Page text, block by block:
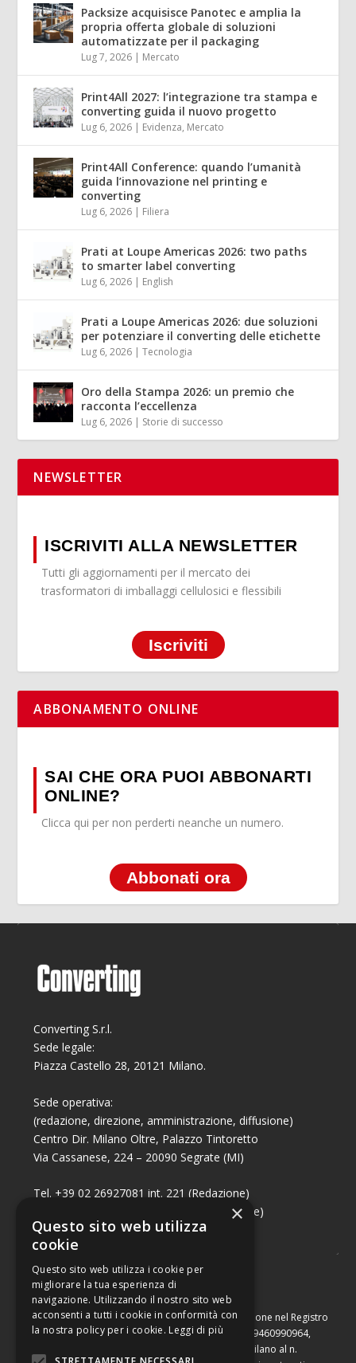
Packsize acquisisce Panotec e amplia la
propria offerta globale di soluzioni
automatizzate per il packaging
Lug 7, 2026 | Mercato
Print4All 2027: l’integrazione tra stampa e
converting guida il nuovo progetto
Lug 6, 2026 | Evidenza, Mercato
Print4All Conference: quando l’umanità
guida l’innovazione nel printing e
converting
Lug 6, 2026 | Filiera
Prati at Loupe Americas 2026: two paths
to smarter label converting
Lug 6, 2026 | English
Prati a Loupe Americas 2026: due soluzioni
per potenziare il converting delle etichette
Lug 6, 2026 |Tecnologia
Oro della Stampa 2026: un premio che
racconta l’eccellenza
Lug 6, 2026 | Storie di successo
NEWSLETTER
ISCRIVITI ALLA NEWSLETTER
Tutti gli aggiornamenti per il mercato dei
trasformatori di imballaggi cellulosici e flessibili
Iscriviti
ABBONAMENTO ONLINE
SAI CHE ORA PUOI ABBONARTI
ONLINE?
Clicca qui per non perderti neanche un numero.
Abbonati ora
Converting S.r.l.
Sede legale:
Piazza Castello 28, 20121 Milano.
Sede operativa:
(redazione, direzione, amministrazione, diffusione)
Centro Dir. Milano Oltre, Palazzo Tintoretto
Via Cassanese, 224 – 20090 Segrate (MI)
Tel. +39 02 26927081 int. 221 (Redazione)
Tel. +39 02 26927081 int. 224 (Commerciale)
Fax +39 02 26951006
Capitale sociale di Euro 10.000,00 – Numero di iscrizione nel Registro
delle Imprese di Milano, partita Iva e codice fiscale 09460990964,
iscritta al Repertorio Economico Amministrativo di Milano al n.
×
Questo sito web utilizza
cookie
Questo sito web utilizza i cookie per
migliorare la tua esperienza di
navigazione. Utilizzando il nostro sito web
acconsenti a tutti i cookie in conformità con
la nostra policy per i cookie. Leggi di più